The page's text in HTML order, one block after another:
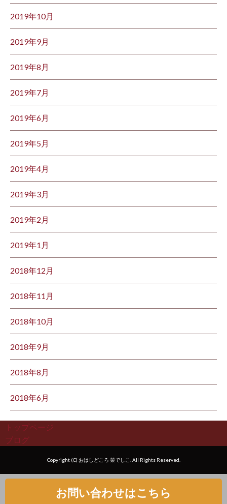
2019年10月
2019年9月
2019年8月
2019年7月
2019年6月
2019年5月
2019年4月
2019年3月
2019年2月
2019年1月
2018年12月
2018年11月
2018年10月
2018年9月
2018年8月
2018年6月
トップページ
ブログ
Copyright (C) おはしどころ 菜でしこ. All Rights Reserved.
お問い合わせはこちら